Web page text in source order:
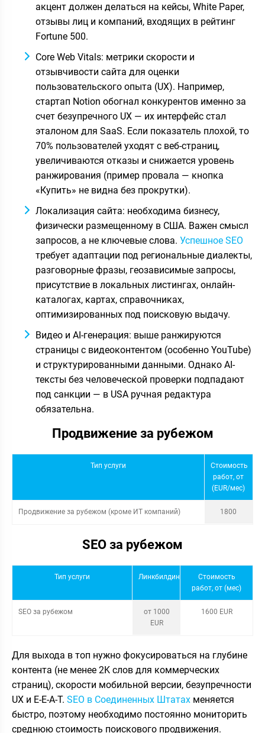
акцент должен делаться на кейсы, White Paper,
отзывы лиц и компаний, входящих в рейтинг
Fortune 500.
Core Web Vitals: метрики скорости и
отзывчивости сайта для оценки
пользовательского опыта (UX). Например,
стартап Notion обогнал конкурентов именно за
счет безупречного UX — их интерфейс стал
эталоном для SaaS. Если показатель плохой, то
70% пользователей уходят с веб-страниц,
увеличиваются отказы и снижается уровень
ранжирования (пример провала — кнопка
«Купить» не видна без прокрутки).
Локализация сайта: необходима бизнесу,
физически размещенному в США. Важен смысл
запросов, а не ключевые слова. Успешное SEO
требует адаптации под региональные диалекты,
разговорные фразы, геозависимые запросы,
присутствие в локальных листингах, онлайн-
каталогах, картах, справочниках,
оптимизированных под поисковую выдачу.
Видео и AI-генерация: выше ранжируются
страницы с видеоконтентом (особенно YouTube)
и структурированными данными. Однако AI-
тексты без человеческой проверки подпадают
под санкции — в USA ручная редактура
обязательна.
Продвижение за рубежом
Тип услуги
Стоимость
работ, от
(EUR/мес)
Продвижение за рубежом (кроме ИТ компаний) 1800
SEO за рубежом
Тип услуги Линкбилдинг
Стоимость
работ, от (мес)
SEO за рубежом
от 1000
EUR
1600 EUR
Для выхода в топ нужно фокусироваться на глубине
контента (не менее 2K слов для коммерческих
страниц), скорости мобильной версии, безупречности
UX и E-E-A-T. SEO в Соединенных Штатах меняется
быстро, поэтому необходимо постоянно мониторить
среднюю стоимость поискового продвижения.